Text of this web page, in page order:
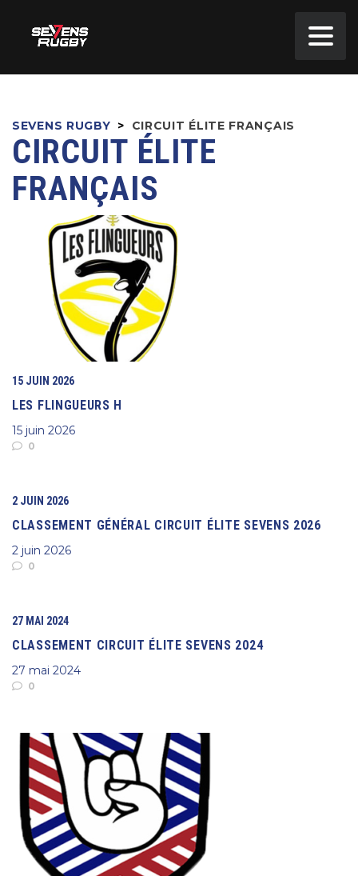
SEVENS RUGBY > CIRCUIT ÉLITE FRANÇAIS
CIRCUIT ÉLITE
FRANÇAIS
15 JUIN 2026
LES FLINGUEURS H
15 juin 2026
0
2 JUIN 2026
CLASSEMENT GÉNÉRAL CIRCUIT ÉLITE SEVENS 2026
2 juin 2026
0
27 MAI 2024
CLASSEMENT CIRCUIT ÉLITE SEVENS 2024
27 mai 2024
0